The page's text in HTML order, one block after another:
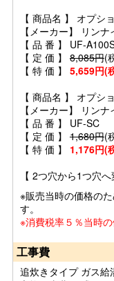
【 商品名 】 オプシ
【メーカー】 リンナ
【 品 番 】 UF-
【 定 価 】 8,085円(
【 特 価 】 5,659円(
【 商品名 】 オプシ
【メーカー】 リンナ
【 品 番 】 UF-SC
【 定 価 】 1,680円(
【 特 価 】 1,176円(
【 2つ穴から1つ穴
※販売当時の価格の
す。
※消費税率５％当時の
工事費
追炊きタイプ ガス給